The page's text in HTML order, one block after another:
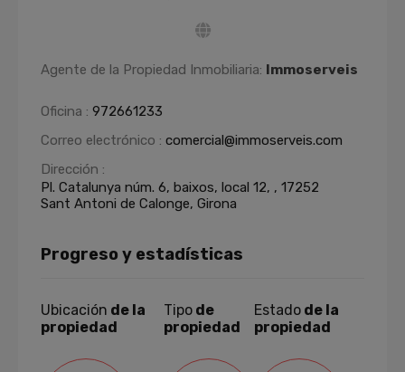
Agente de la Propiedad Inmobiliaria: Immoserveis
Oficina : 972661233
Correo electrónico : comercial@immoserveis.com
Dirección :
Pl. Catalunya núm. 6, baixos, local 12, , 17252
Sant Antoni de Calonge, Girona
Progreso y estadísticas
Ubicación de la
propiedad
Tipo de
propiedad
Estado de la
propiedad